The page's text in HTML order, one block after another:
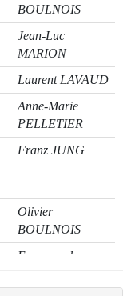
BOULNOIS
Jean-Luc
MARION
Laurent LAVAUD
Anne-Marie
PELLETIER
Franz JUNG
Olivier
BOULNOIS
Emmanuel